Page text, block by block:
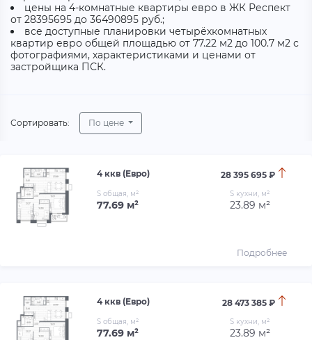
цены на 4-комнатные квартиры евро в ЖК Респект
от 28395695 до 36490895 руб.;
все доступные планировки четырёхкомнатных
квартир евро общей площадью от 77.22 м2 до 100.7 м2 с
фотографиями, характеристиками и ценами от
застройщика ПСК.
Сортировать: По цене
4 ккв (Евро) 28 395 695 ₽
S общая, м²
77.69 м²
S кухни, м²
23.89 м²
Подробнее
4 ккв (Евро) 28 473 385 ₽
S общая, м²
77.69 м²
S кухни, м²
23.89 м²